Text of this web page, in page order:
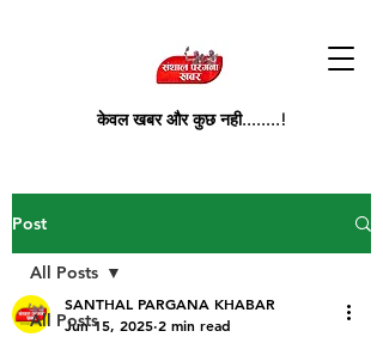
केवल खबर और कुछ नही........!
Post
All Posts
All Posts
SANTHAL PARGANA KHABAR
Jun 15, 2025 2 min read